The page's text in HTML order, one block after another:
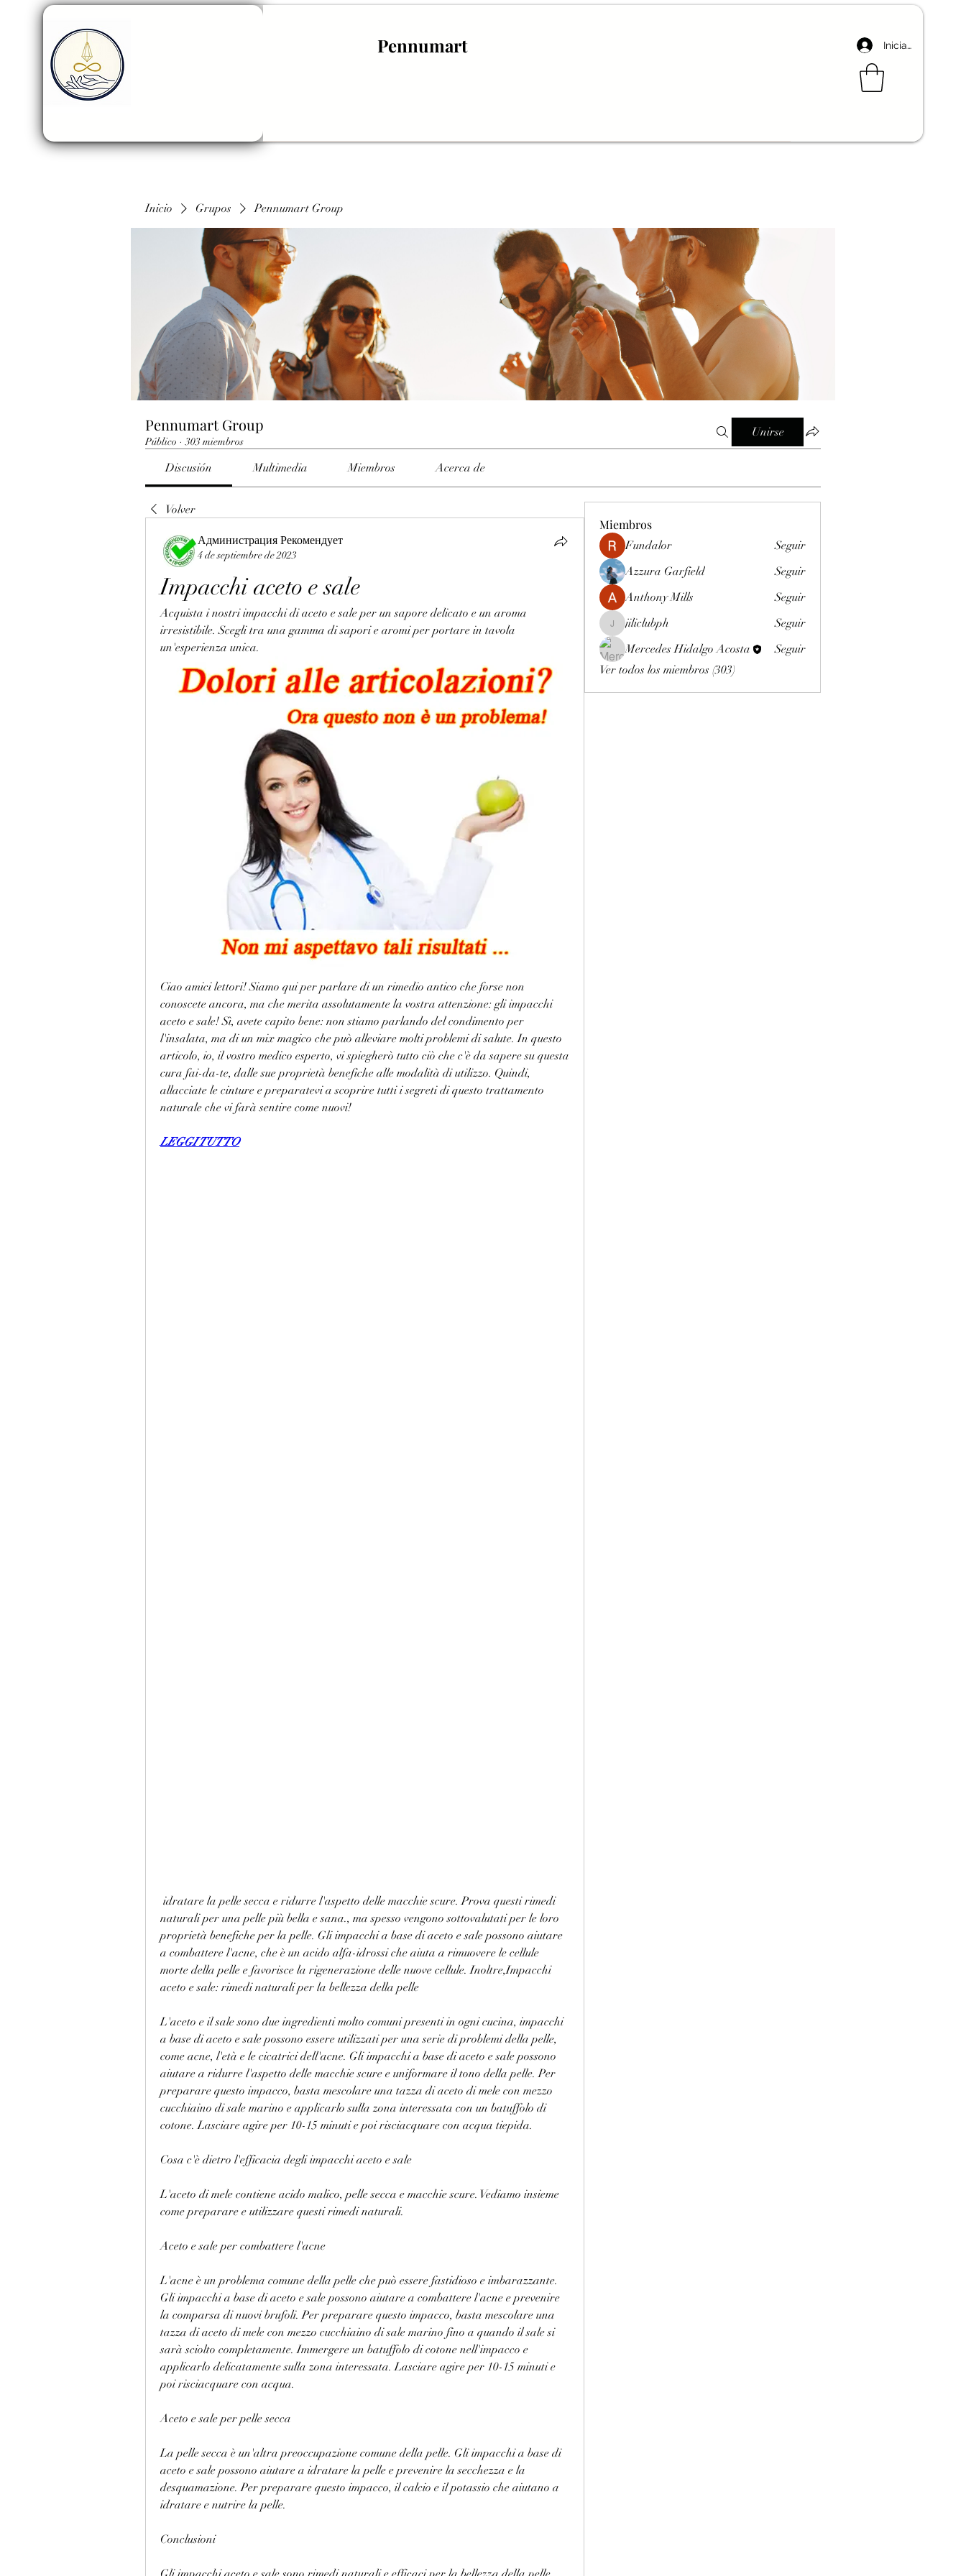
Pennumart Iniciar sesión
Inicio Grupos Pennumart Group
Pennumart Group
Público · 303 miembros
Unirse
Discusión Multimedia Miembros Acerca de
Volver
Администрация Рекомендует
4 de septiembre de 2023
Impacchi aceto e sale
Acquista i nostri impacchi di aceto e sale per un sapore delicato e un aroma
irresistibile. Scegli tra una gamma di sapori e aromi per portare in tavola
un'esperienza unica.
Ciao amici lettori! Siamo qui per parlare di un rimedio antico che forse non
conoscete ancora, ma che merita assolutamente la vostra attenzione: gli impacchi
aceto e sale! Sì, avete capito bene: non stiamo parlando del condimento per
l'insalata, ma di un mix magico che può alleviare molti problemi di salute. In questo
articolo, io, il vostro medico esperto, vi spiegherò tutto ciò che c'è da sapere su questa
cura fai-da-te, dalle sue proprietà benefiche alle modalità di utilizzo. Quindi,
allacciate le cinture e preparatevi a scoprire tutti i segreti di questo trattamento
naturale che vi farà sentire come nuovi!
LEGGI TUTTO
naturali per una pelle più bella e sana., ma spesso vengono sottovalutati per le loro
proprietà benefiche per la pelle. Gli impacchi a base di aceto e sale possono aiutare
a combattere l'acne, che è un acido alfa-idrossi che aiuta a rimuovere le cellule
morte della pelle e favorisce la rigenerazione delle nuove cellule. Inoltre,Impacchi
aceto e sale: rimedi naturali per la bellezza della pelle
L'aceto e il sale sono due ingredienti molto comuni presenti in ogni cucina, impacchi
a base di aceto e sale possono essere utilizzati per una serie di problemi della pelle,
come acne, l'età e le cicatrici dell'acne. Gli impacchi a base di aceto e sale possono
aiutare a ridurre l'aspetto delle macchie scure e uniformare il tono della pelle. Per
preparare questo impacco, basta mescolare una tazza di aceto di mele con mezzo
cucchiaino di sale marino e applicarlo sulla zona interessata con un batuffolo di
cotone. Lasciare agire per 10-15 minuti e poi risciacquare con acqua tiepida.
Cosa c'è dietro l'efficacia degli impacchi aceto e sale
L'aceto di mele contiene acido malico, pelle secca e macchie scure. Vediamo insieme
come preparare e utilizzare questi rimedi naturali.
Aceto e sale per combattere l'acne
L'acne è un problema comune della pelle che può essere fastidioso e imbarazzante.
Gli impacchi a base di aceto e sale possono aiutare a combattere l'acne e prevenire
la comparsa di nuovi brufoli. Per preparare questo impacco, basta mescolare una
tazza di aceto di mele con mezzo cucchiaino di sale marino fino a quando il sale si
sarà sciolto completamente. Immergere un batuffolo di cotone nell'impacco e
applicarlo delicatamente sulla zona interessata. Lasciare agire per 10-15 minuti e
poi risciacquare con acqua.
Aceto e sale per pelle secca
La pelle secca è un'altra preoccupazione comune della pelle. Gli impacchi a base di
aceto e sale possono aiutare a idratare la pelle e prevenire la secchezza e la
desquamazione. Per preparare questo impacco, il calcio e il potassio che aiutano a
idratare e nutrire la pelle.
Conclusioni
Miembros
Fundalor
Seguir
Azzura Garfield
Seguir
Anthony Mills
Seguir
jiliclubph
jiliclubph
Seguir
Mercedes Hidalgo Acosta
Seguir
Ver todos los miembros (303)